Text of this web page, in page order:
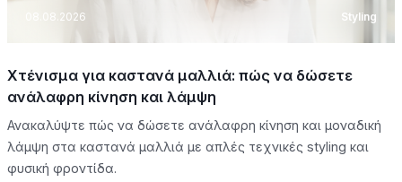
08.08.2026 Styling
Χτένισμα για καστανά μαλλιά: πώς να δώσετε
ανάλαφρη κίνηση και λάμψη
Ανακαλύψτε πώς να δώσετε ανάλαφρη κίνηση και μοναδική
λάμψη στα καστανά μαλλιά με απλές τεχνικές styling και
φυσική φροντίδα.